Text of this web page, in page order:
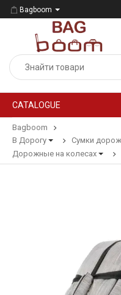
Bagboom
CATALOGUE
Bagboom
В Дорогу
Сумки
Дорожные на колесах